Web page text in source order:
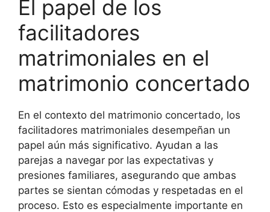
El papel de los
facilitadores
matrimoniales en el
matrimonio concertado
En el contexto del matrimonio concertado, los
facilitadores matrimoniales desempeñan un
papel aún más significativo. Ayudan a las
parejas a navegar por las expectativas y
presiones familiares, asegurando que ambas
partes se sientan cómodas y respetadas en el
proceso. Esto es especialmente importante en